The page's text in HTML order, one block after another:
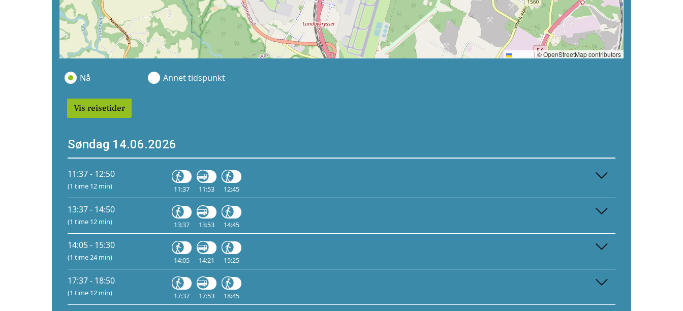
Leaflet | © OpenStreetMap contributors
Nå Annet tidspunkt
Vis reisetider
Søndag 14.06.2026
11:37 - 12:50
(1 time 12 min) 11:37 11:53 12:45
13:37 - 14:50
(1 time 12 min) 13:37 13:53 14:45
14:05 - 15:30
(1 time 24 min) 14:05 14:21 15:25
17:37 - 18:50
(1 time 12 min) 17:37 17:53 18:45